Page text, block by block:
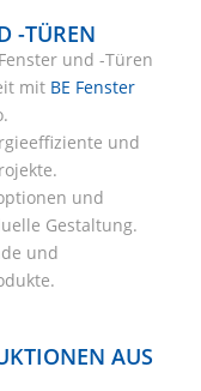
-TÜREN
und -Türen
mit BE Fenster
und
und
Gestaltung.
und
AUS